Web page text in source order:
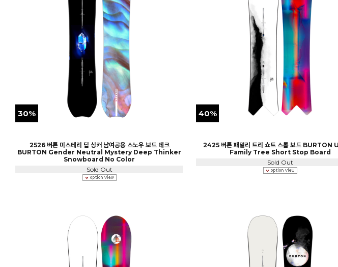
30%
2526 버튼 미스테리 딥 싱커 남여공용 스노우 보드 데크
BURTON Gender Neutral Mystery Deep Thinker
Snowboard No Color
Sold Out
40%
2425 버튼 패밀리 트리 쇼트 스톱 보드 BURTON
Family Tree Short Stop Board
Sold Out